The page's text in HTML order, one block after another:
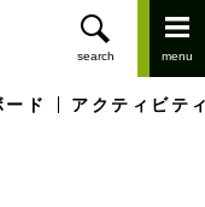
ード アクティビテ